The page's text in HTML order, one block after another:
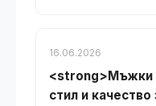
16.06.2026
<strong>Мъжки
стил и